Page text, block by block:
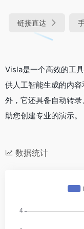
链接直达
Visla是一个高效的工
供人工智能生成的内
外，它还具备自动转
助您创建专业的演示。
数据统计